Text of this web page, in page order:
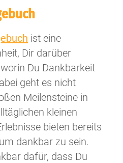
ist eine
Dir darüber
Du Dankbarkeit
geht es nicht
Meilensteine in
kleinen
bieten bereits
dankbar zu sein.
dafür, dass Du